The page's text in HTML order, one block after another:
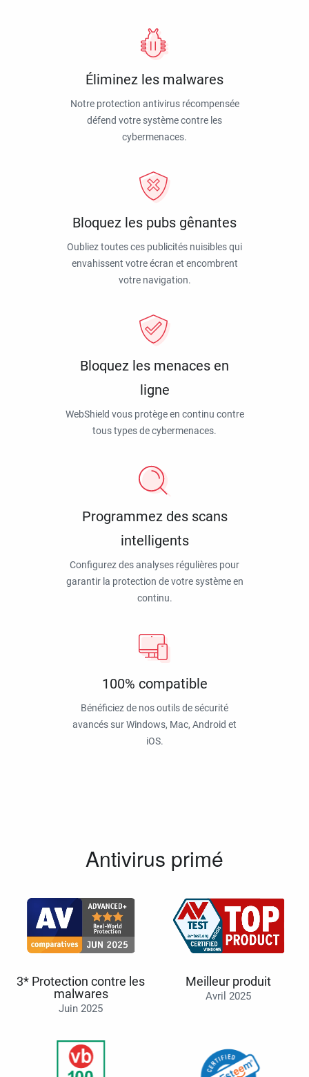
Éliminez les malwares
Notre protection antivirus récompensée
défend votre système contre les
cybermenaces.
Bloquez les pubs gênantes
Oubliez toutes ces publicités nuisibles qui
envahissent votre écran et encombrent
votre navigation.
Bloquez les menaces en
ligne
WebShield vous protège en continu contre
tous types de cybermenaces.
Programmez des scans
intelligents
Configurez des analyses régulières pour
garantir la protection de votre système en
continu.
100% compatible
Bénéficiez de nos outils de sécurité
avancés sur Windows, Mac, Android et
iOS.
Antivirus primé
3* Protection contre les
malwares
Juin 2025
Meilleur produit
Avril 2025